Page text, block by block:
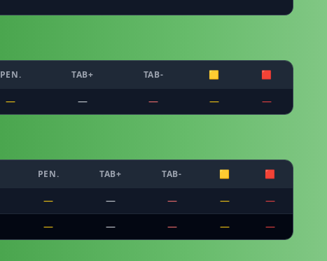
PEN. TAB+ TAB- 🟨 🟥
— — — — —
PEN. TAB+ TAB- 🟨 🟥
— — — —
—
— — — — —